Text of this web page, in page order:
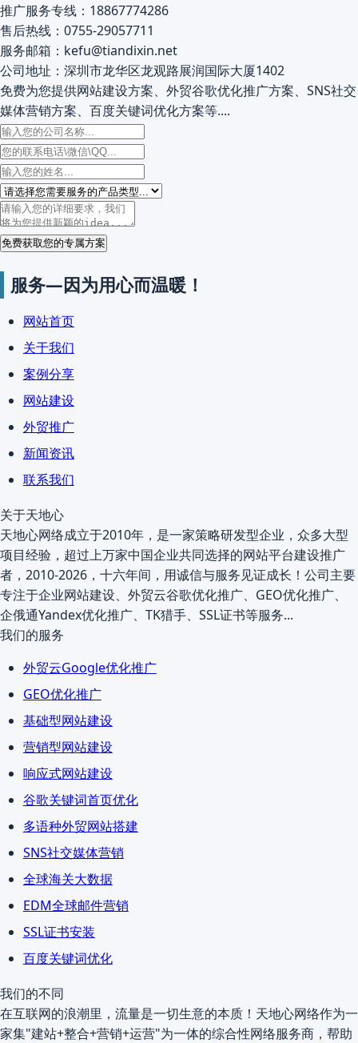
推广服务专线：18867774286
售后热线：0755-29057711
服务邮箱：kefu@tiandixin.net
公司地址：深圳市龙华区龙观路展润国际大厦1402
免费为您提供网站建设方案、外贸谷歌优化推广方案、SNS社交
媒体营销方案、百度关键词优化方案等....
免费获取您的专属方案
服务—因为用心而温暖！
网站首页
关于我们
案例分享
网站建设
外贸推广
新闻资讯
联系我们
关于天地心
天地心网络成立于2010年，是一家策略研发型企业，众多大型
项目经验，超过上万家中国企业共同选择的网站平台建设推广
者，2010-2026，十六年间，用诚信与服务见证成长！公司主要
专注于企业网站建设、外贸云谷歌优化推广、GEO优化推广、
企俄通Yandex优化推广、TK猎手、SSL证书等服务...
我们的服务
外贸云Google优化推广
GEO优化推广
基础型网站建设
营销型网站建设
响应式网站建设
谷歌关键词首页优化
多语种外贸网站搭建
SNS社交媒体营销
全球海关大数据
EDM全球邮件营销
SSL证书安装
百度关键词优化
我们的不同
在互联网的浪潮里，流量是一切生意的本质！天地心网络作为一
家集"建站+整合+营销+运营"为一体的综合性网络服务商，帮助